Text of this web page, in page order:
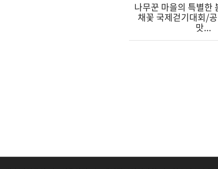
나무꾼 마을의 특별한
채꽃 국제걷기대회/
맛...
2019.04.08 조회